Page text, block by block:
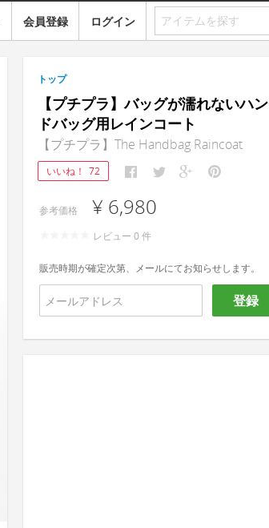
会員登録 ログイン
トップ
【プチプラ】バッグが濡れないハン
ドバッグ用レインコート
【プチプラ】The Handbag Raincoat
いいね！ 72
参考価格 ¥ 6,980
レビュー 0 件
販売時期が確定次第、メールにてお知らせします。
登録